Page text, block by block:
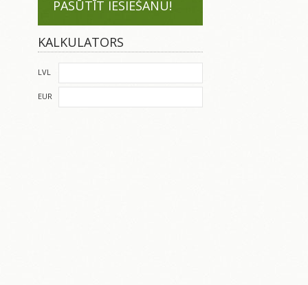
PASŪTĪT IESIEŠANU!
KALKULATORS
LVL
EUR